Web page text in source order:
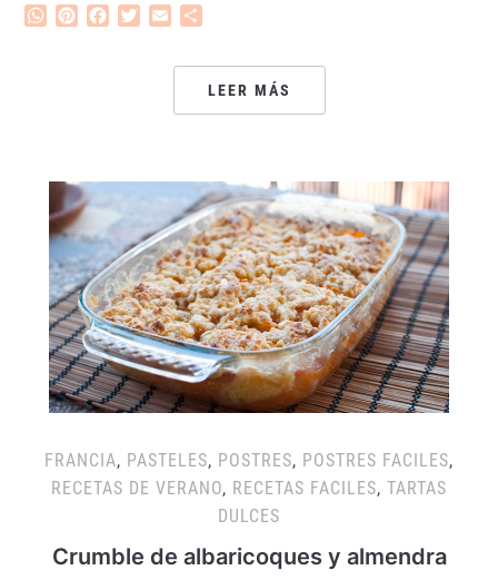
WhatsApp
PinterestFacebook
Twitter
Email
LEER MÁS
FRANCIA, PASTELES, POSTRES, POSTRES FACILES,
RECETAS DE VERANO, RECETAS FACILES, TARTAS
DULCES
Crumble de albaricoques y almendra